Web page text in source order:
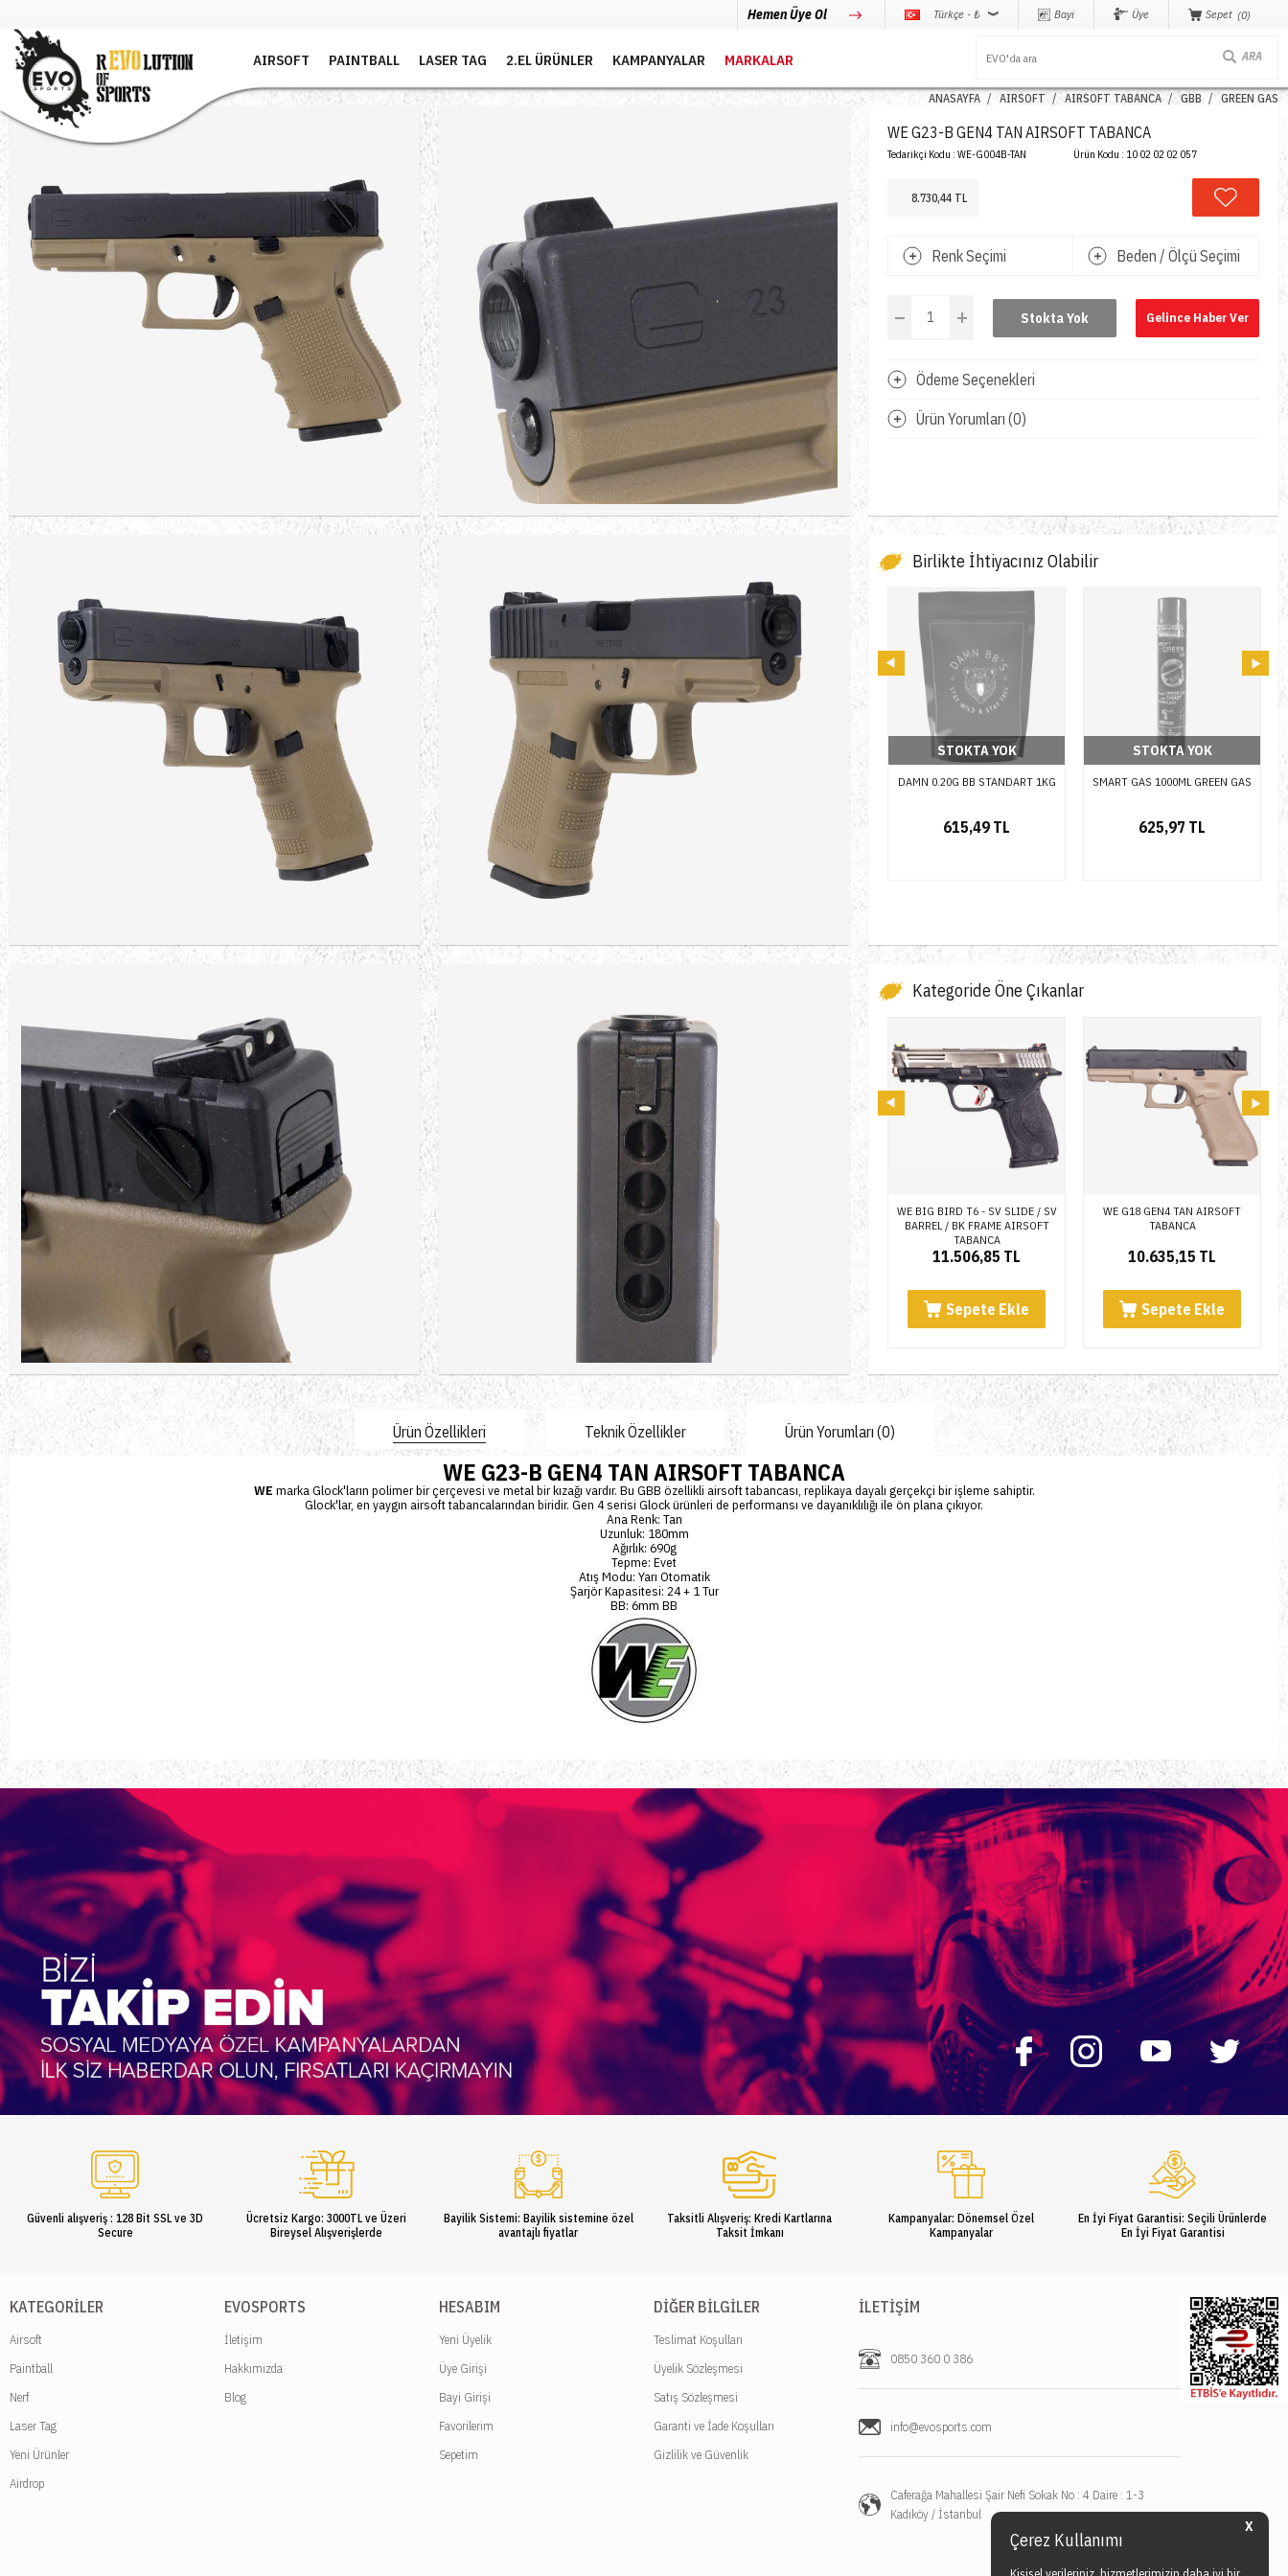
X
Çerez Kullanımı
Hemen Üye Ol Türkçe - ₺ Bayi Üye Sepet 0
AIRSOFT PAINTBALL LASER TAG 2.EL ÜRÜNLER KAMPANYALAR MARKALAR
ANASAYFA AIRSOFT AIRSOFT TABANCA GBB GREEN GAS
WE G23-B GEN4 TAN AIRSOFT TABANCA
Tedarikçi Kodu : WE-G004B-TAN Ürün Kodu : 10 02 02 02 057
8.730,44 TL
Renk Seçimi Beden / Ölçü Seçimi
Stokta Yok Gelince Haber Ver
Ödeme Seçenekleri
Ürün Yorumları (0)
Birlikte İhtiyacınız Olabilir
STOKTA YOK
SMART GAS 1000ML GREEN GAS
625,97 TL
STOKTA YOK
WE G19/G23 SİYAH ŞARJÖR
1.623,46 TL
Kategoride Öne Çıkanlar
WE BIG BIRD T6 - SV SLIDE / SV
BARREL / BK FRAME AIRSOFT
WE G18 GEN4 TAN AIRSOFT
TABANCA
10.635,15 TL
Sepete Ekle
KWA ATP-C AIRSOFT TABANCA
10.752,19 TL
Sepete Ekle
Ürün Özellikleri Teknik Özellikler Ürün Yorumları (0)
WE G23-B GEN4 TAN AIRSOFT TABANCA
WE marka Glock'ların polimer bir çerçevesi ve metal bir kızağı vardır. Bu GBB özellikli airsoft tabancası, replikaya dayalı gerçekçi bir işleme sahiptir.
Glock'lar, en yaygın airsoft tabancalarından biridir. Gen 4 serisi Glockürünleri de performansı ve dayanıklılığı ile ön plana çıkıyor.
Ana Renk: Tan
Uzunluk: 180mm
Ağırlık: 690g
Tepme: Evet
Atış Modu: Yarı Otomatik
Şarjör Kapasitesi: 24 + 1 Tur
BB: 6mm BB
Güvenli alışveriş : 128 Bit SSL ve 3D
Secure
Ücretsiz Kargo: 3000TL ve Üzeri
Bireysel Alışverişlerde
Bayilik Sistemi: Bayilik sistemine özel
avantajlı fiyatlar
Taksitli Alışveriş: Kredi Kartlarına
Taksit İmkanı
Kampanyalar: Dönemsel Özel
Kampanyalar
En İyi Fiyat Garantisi: Seçili Ürünlerde
En İyi Fiyat Garantisi
KATEGORILER
Airsoft
Paintball
Nerf
Laser Tag
Yeni Ürünler
Airdrop
EVOSPORTS
İletişim
Hakkımızda
Blog
HESABIM
Yeni Üyelik
Üye Girişi
Bayi Girişi
Favorilerim
Sepetim
DIĞER BILGILER
Teslimat Koşulları
Üyelik Sözleşmesi
Satış Sözleşmesi
Garanti ve İade Koşulları
Gizlilik ve Güvenlik
İLETIŞIM
0850 360 0 386
info@evosports.com
Caferağa Mahallesi Şair Nefi Sokak No : 4 Daire : 1-3
Kadıköy / İstanbul